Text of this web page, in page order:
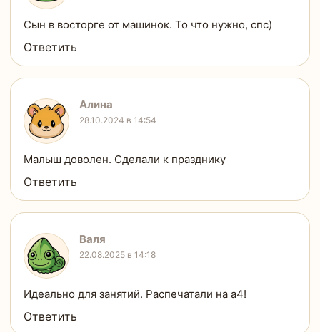
Сын в восторге от машинок. То что нужно, спс)
Ответить
Алина
28.10.2024 в 14:54
Малыш доволен. Сделали к празднику
Ответить
Валя
22.08.2025 в 14:18
Идеально для занятий. Распечатали на а4!
Ответить